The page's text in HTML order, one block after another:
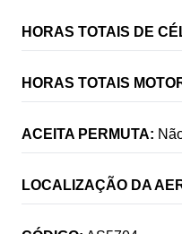
HORAS TOTAIS DE
HORAS TOTAIS
ACEITA PERMUTA:
LOCALIZAÇÃO DA